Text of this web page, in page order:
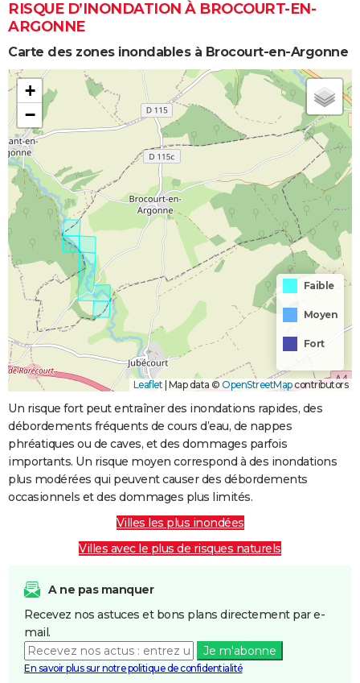
Bricolage
Lifestyle
Culture
Sport
Auto
Television
Voyage
Cinema
RISQUE D’INONDATION À BROCOURT-EN-
ARGONNE
Carte des zones inondables à Brocourt-en-Argonne
+
−
Faible
Moyen
Fort
Leaflet | Map data © OpenStreetMapcontributors
Un risque fort peut entraîner des inondations rapides, des
débordements fréquents de cours d’eau, de nappes
phréatiques ou de caves, et des dommages parfois
importants. Un risque moyen correspond à des inondations
plus modérées qui peuvent causer des débordements
occasionnels et des dommages plus limités.
Villes les plus inondées
Villes avec le plus de risques naturels
A ne pas manquer
Recevez nos astuces et bons plans directement par e-
mail.
Je m'abonne
En savoir plus sur notre politique de confidentialité